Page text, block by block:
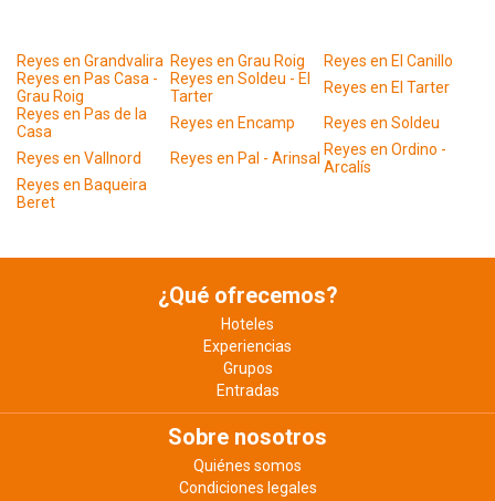
Reyes en Grandvalira Reyes en Grau Roig
Reyes en El Canillo
Reyes en Pas Casa -
Grau Roig
Reyes en Soldeu - El
Tarter
Reyes en El Tarter
Reyes en Pas de la
Casa
Reyes en Encamp
Reyes en Soldeu
Reyes en Vallnord
Reyes en Pal - Arinsal Reyes en Ordino -
Arcalís
Reyes en Baqueira
Beret
¿Qué ofrecemos?
Hoteles
Experiencias
Grupos
Entradas
Sobre nosotros
Quiénes somos
Condiciones legales